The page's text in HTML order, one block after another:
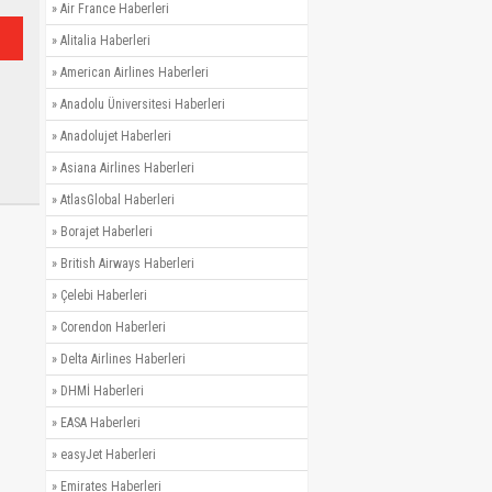
» Air France Haberleri
» Alitalia Haberleri
» American Airlines Haberleri
» Anadolu Üniversitesi Haberleri
» Anadolujet Haberleri
» Asiana Airlines Haberleri
» AtlasGlobal Haberleri
» Borajet Haberleri
» British Airways Haberleri
» Çelebi Haberleri
» Corendon Haberleri
» Delta Airlines Haberleri
» DHMİ Haberleri
» EASA Haberleri
» easyJet Haberleri
» Emirates Haberleri